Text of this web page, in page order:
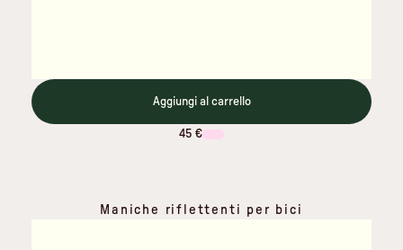
Aggiungi al carrello
45 €
Maniche riflettenti per bici